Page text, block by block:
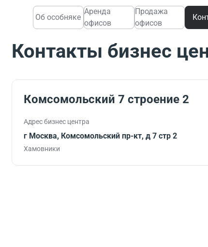
Об особняке
Аренда
офисов
Продажа
офисов
Контакты бизнес
Комсомольский 7 строение 2
Адрес бизнес центра
г Москва, Комсомольский пр-кт, д 7 стр 2
Хамовники